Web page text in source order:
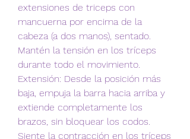
extensiones de triceps con
mancuerna por encima de la
cabeza (a dos manos), sentado.
Mantén la tensión en los tríceps
durante todo el movimiento.
Extensión: Desde la posición más
baja, empuja la barra hacia arriba y
extiende completamente los
brazos, sin bloquear los codos.
Siente la contracción en los tríceps